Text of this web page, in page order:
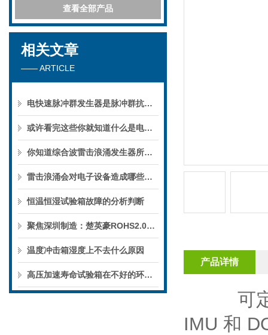
查看全部产品
相关文章
—— ARTICLE
电快速脉冲群发生器是脉冲群抗扰度试验中的主要设备
或许看完这些你就知道什么是电快速脉冲群发生器了
你知道综合波雷击浪涌发生器所带来的利处及优点有哪些么
雷击浪涌会对电子设备造成哪些影响呢
恒温恒湿试验箱故障的分析判断
聚焦深圳制造：楚英豪ROHS2.0测试设备综合评测
温度冲击箱湿度上不去什么原因
高压加速寿命试验箱在不好的环境下的准确性和可靠性如何保证？
产品详情
可
IMU 和